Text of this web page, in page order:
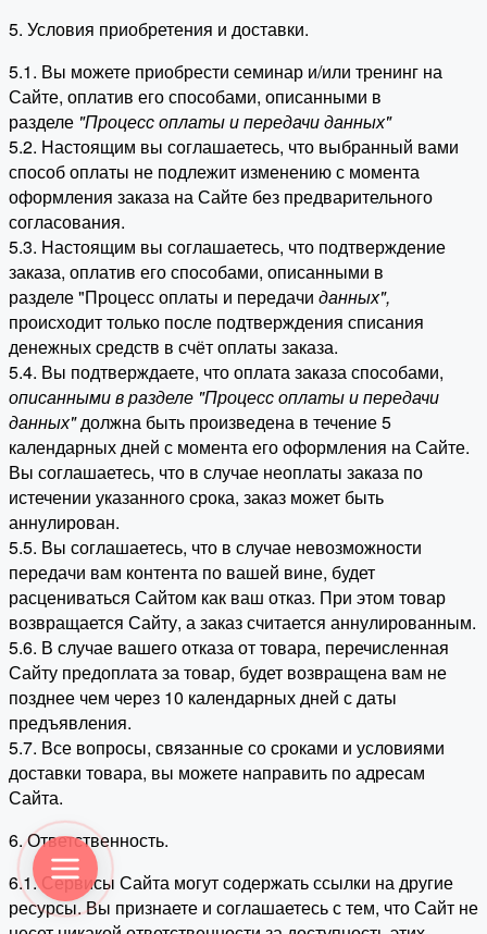
5. Условия приобретения и доставки.
5.1. Вы можете приобрести семинар и/или тренинг на
Сайте, оплатив его способами, описанными в
разделе "Процесс оплаты и передачи данных"
5.2. Настоящим вы соглашаетесь, что выбранный вами
способ оплаты не подлежит изменению с момента
оформления заказа на Сайте без предварительного
согласования.
5.3. Настоящим вы соглашаетесь, что подтверждение
заказа, оплатив его способами, описанными в
разделе "Процесс оплаты и передачи данных",
происходит только после подтверждения списания
денежных средств в счёт оплаты заказа.
5.4. Вы подтверждаете, что оплата заказа способами,
описанными в разделе "Процесс оплаты и передачи
данных"должна быть произведена в течение 5
календарных дней с момента его оформления на Сайте.
Вы соглашаетесь, что в случае неоплаты заказа по
истечении указанного срока, заказ может быть
аннулирован.
5.5. Вы соглашаетесь, что в случае невозможности
передачи вам контента по вашей вине, будет
расцениваться Сайтом как ваш отказ. При этом товар
возвращается Сайту, а заказ считается аннулированным.
5.6. В случае вашего отказа от товара, перечисленная
Сайту предоплата за товар, будет возвращена вам не
позднее чем через 10 календарных дней с даты
предъявления.
5.7. Все вопросы, связанные со сроками и условиями
доставки товара, вы можете направить по адресам
Сайта.
6. Ответственность.
6.1. Сервисы Сайта могут содержать ссылки на другие
ресурсы. Вы признаете и соглашаетесь с тем, что Сайт не